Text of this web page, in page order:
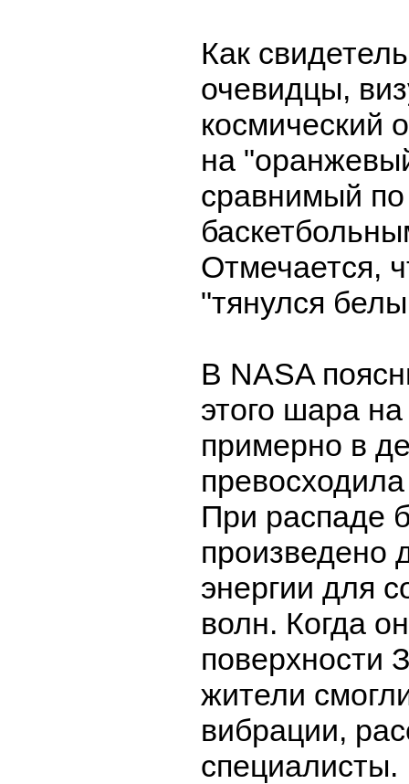
Как
очевидцы,
космический
на
сравнимый
Отмечается,
"тянулся
В NASA
этого шара на
примерно в
При распаде
произведено
энергии для
волн. Когда
поверхности
жители
вибрации,
специалисты.